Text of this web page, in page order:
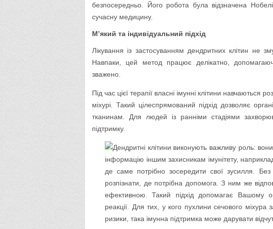
безпосередньо. Його робота була відзначена
сучасну медицину.
М’який та індивідуальний підхід
Лікування із застосуванням дендритних клітин не
Навпаки, цей метод працює делікатно,
зважено.
Під час цієї терапії власні імунні клітини
міхурі. Такий цілеспрямований підхід дозволяє
тканинам. Для людей із ранніми стадіями
підтримку.